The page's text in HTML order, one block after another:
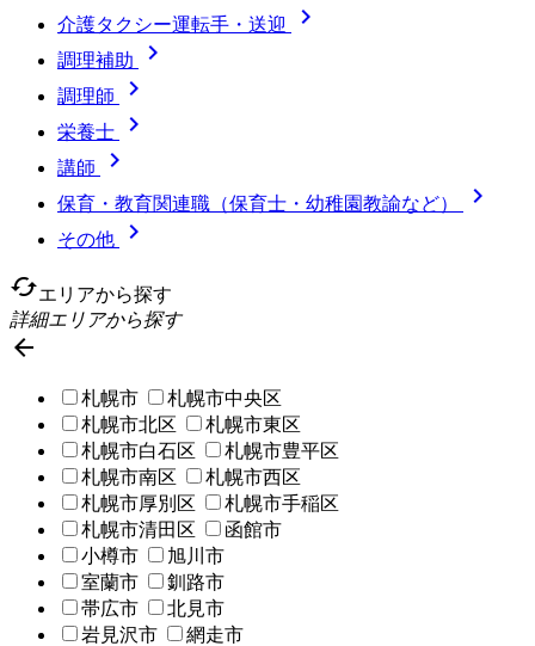
介護タクシー運転手・送迎 
調理補助 
調理師 
栄養士 
講師 
保育・教育関連職（保育士・幼稚園教諭など） 
その他

cachedエリアから探す
詳細エリアから探す

札幌市
札幌市中央区
札幌市北区
札幌市東区
札幌市白石区
札幌市豊平区
札幌市南区
札幌市西区
札幌市厚別区
札幌市手稲区
札幌市清田区
函館市
小樽市
旭川市
室蘭市
釧路市
帯広市
北見市
岩見沢市
網走市